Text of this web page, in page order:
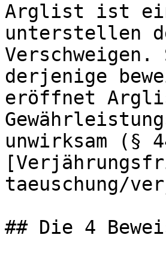
Arglist ist ein
unterstellen
Verschweigen.
derjenige
eröffnet
unwirksam (§
taeuschung/
## Die 4